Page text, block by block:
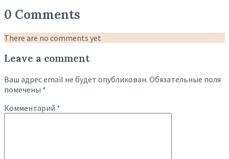
0 Comments
There are no comments yet
Leave a comment
Ваш адрес email не будет опубликован. Обязательные поля
помечены *
Комментарий *